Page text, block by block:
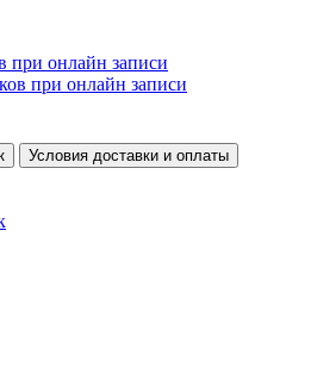
при онлайн записи
Условия доставки и оплаты